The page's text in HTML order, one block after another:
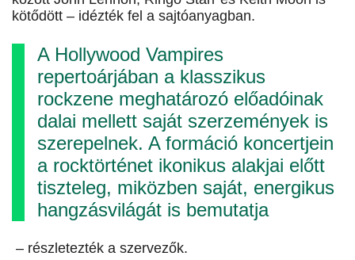
kötődött – idézték fel a sajtóanyagban.
A Hollywood Vampires
repertoárjában a klasszikus
rockzene meghatározó előadóinak
dalai mellett saját szerzemények is
szerepelnek. A formáció koncertjein
a rocktörténet ikonikus alakjai előtt
tiszteleg, miközben saját, energikus
hangzásvilágát is bemutatja
– részletezték a szervezők.